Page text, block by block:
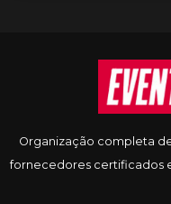
Informações
Organização completa
fornecedores certificados